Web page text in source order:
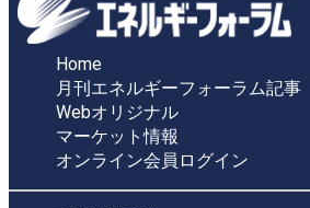
Home
月刊エネルギーフォーラム記事
Webオリジナル
マーケット情報
オンライン会員ログイン